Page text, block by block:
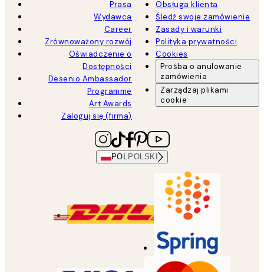
Prasa
Wydawca
Career
Zrównoważony rozwój
Oświadczenie o
Dostępności
Desenio Ambassador
Programme
Art Awards
Zaloguj się (firma)
Obsługa klienta
Śledź swoje zamówienie
Zasady i warunki
Polityka prywatności
Cookies
Prośba o anulowanie
zamówienia
Zarządzaj plikami
cookie
POL POLSKI